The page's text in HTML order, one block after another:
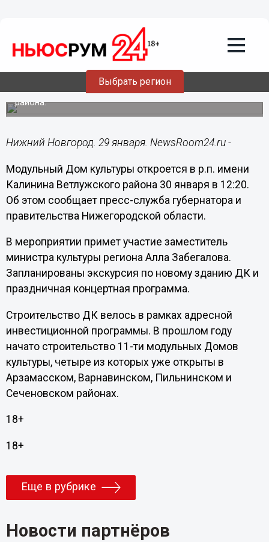
Выбрать регион
29.01.201816:36
Новый модульный дом культуры
появился в Нижегородской области
Он заработает в р.п. имени Калинина Ветлужского
района.
Нижний Новгород. 29 января. NewsRoom24.ru -
Модульный Дом культуры откроется в р.п. имени
Калинина Ветлужского района 30 января в 12:20.
Об этом сообщает пресс-служба губернатора и
правительства Нижегородской области.
В мероприятии примет участие заместитель
министра культуры региона Алла Забегалова.
Запланированы экскурсия по новому зданию ДК и
праздничная концертная программа.
Строительство ДК велось в рамках адресной
инвестиционной программы. В прошлом году
начато строительство 11-ти модульных Домов
культуры, четыре из которых уже открыты в
Арзамасском, Варнавинском, Пильнинском и
Сеченовском районах.
18+
18+
Еще в рубрике
Новости партнёров